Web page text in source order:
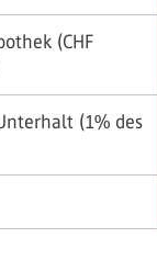
(CHF
(1% des